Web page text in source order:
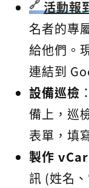
活動報
名者的專
給他們。
連結到
設備巡檢
備上，巡
表單，填
製作
訊 (姓名